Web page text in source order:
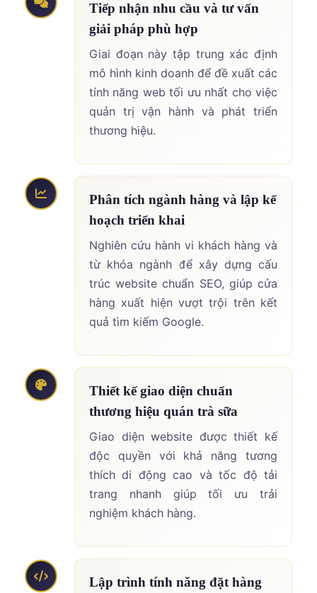
Tiếp nhận nhu cầu và tư vấn
giải pháp phù hợp
Giai đoạn này tập trung xác định
mô hình kinh doanh để đề xuất các
tính năng web tối ưu nhất cho việc
quản trị vận hành và phát triển
thương hiệu.
Phân tích ngành hàng và lập kế
hoạch triển khai
Nghiên cứu hành vi khách hàng và
từ khóa ngành để xây dựng cấu
trúc website chuẩn SEO, giúp cửa
hàng xuất hiện vượt trội trên kết
quả tìm kiếm Google.
Thiết kế giao diện chuẩn
thương hiệu quán trà sữa
Giao diện website được thiết kế
độc quyền với khả năng tương
thích di động cao và tốc độ tải
trang nhanh giúp tối ưu trải
nghiệm khách hàng.
Lập trình tính năng đặt hàng